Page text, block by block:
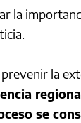
la
la
se